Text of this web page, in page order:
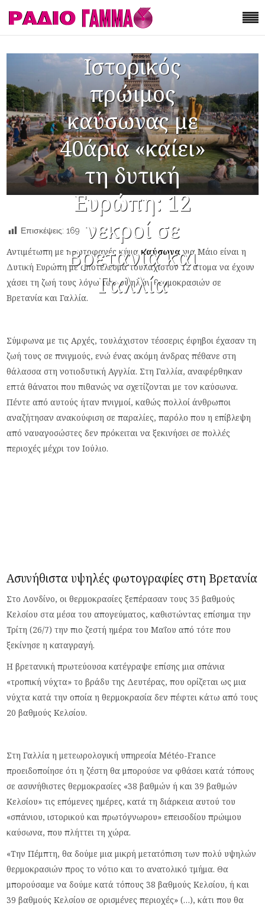
Ιστορικός
πρώιμος
καύσωνας με
40άρια «καίει»
τη δυτική
Ευρώπη: 12
νεκροί σε
Βρετανία και
Γαλλία
Επισκέψεις: 169
Αντιμέτωπη με πρωτοφανές κύμα καύσωναγια Μάιο είναι η
Δυτική Ευρώπη με αποτέλεσμα τουλάχιστον 12 άτομα να έχουν
χάσει τη ζωή τους λόγω των υψηλών θερμοκρασιών σε
Βρετανία και Γαλλία.
Σύμφωνα με τις Αρχές, τουλάχιστον τέσσερις έφηβοι έχασαν τη
ζωή τους σε πνιγμούς, ενώ ένας ακόμη άνδρας πέθανε στη
θάλασσα στη νοτιοδυτική Αγγλία. Στη Γαλλία, αναφέρθηκαν
επτά θάνατοι που πιθανώς να σχετίζονται με τον καύσωνα.
Πέντε από αυτούς ήταν πνιγμοί, καθώς πολλοί άνθρωποι
αναζήτησαν ανακούφιση σε παραλίες, παρόλο που η επίβλεψη
από ναυαγοσώστες δεν πρόκειται να ξεκινήσει σε πολλές
περιοχές μέχρι τον Ιούλιο.
Ασυνήθιστα υψηλές φωτογραφίες στη Βρετανία
Στο Λονδίνο, οι θερμοκρασίες ξεπέρασαν τους 35 βαθμούς
Κελσίου στα μέσα του απογεύματος, καθιστώντας επίσημα την
Τρίτη (26/7) την πιο ζεστή ημέρα του Μαΐου από τότε που
ξεκίνησε η καταγραγή.
Η βρετανική πρωτεύουσα κατέγραψε επίσης μια σπάνια
«τροπική νύχτα» το βράδυ της Δευτέρας, που ορίζεται ως μια
νύχτα κατά την οποία η θερμοκρασία δεν πέφτει κάτω από τους
20 βαθμούς Κελσίου.
Στη Γαλλία η μετεωρολογική υπηρεσία Météo-France
προειδοποίησε ότι η ζέστη θα μπορούσε να φθάσει κατά τόπους
σε ασυνήθιστες θερμοκρασίες «38 βαθμών ή και 39 βαθμών
Κελσίου» τις επόμενες ημέρες, κατά τη διάρκεια αυτού του
«σπάνιου, ιστορικού και πρωτόγνωρου» επεισοδίου πρώιμου
καύσωνα, που πλήττει τη χώρα.
«Την Πέμπτη, θα δούμε μια μικρή μετατόπιση των πολύ υψηλών
θερμοκρασιών προς το νότιο και το ανατολικό τμήμα. Θα
μπορούσαμε να δούμε κατά τόπους 38 βαθμούς Κελσίου, ή και
39 βαθμούς Κελσίου σε ορισμένες περιοχές» (…), κάτι που θα